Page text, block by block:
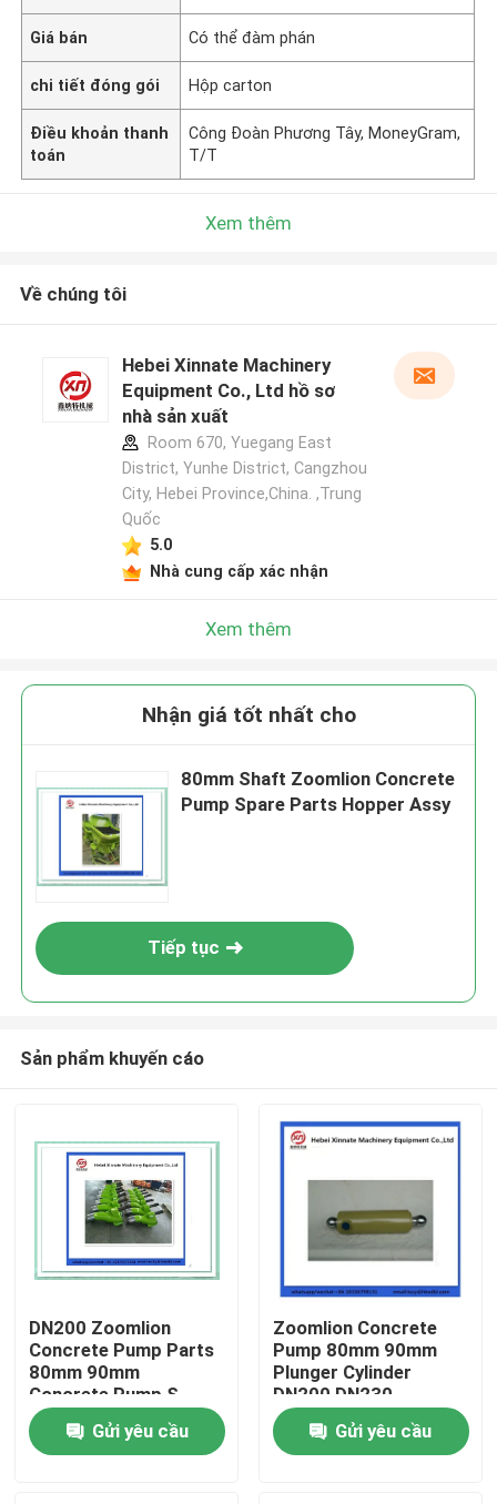
Nhà
Sản phẩm
Giá bán Có thể đàm phán
chi tiết đóng gói Hộp carton
Điều khoản thanh
toán
Công Đoàn Phương Tây, MoneyGram,
T/T
Xem thêm
Về chúng tôi
Hebei Xinnate Machinery
Equipment Co., Ltd hồ sơ
nhà sản xuất
Room 670, Yuegang East
District, Yunhe District, Cangzhou
City, Hebei Province,China. ,Trung
Quốc
5.0
Nhà cung cấp xác nhận
Xem thêm
Nhận giá tốt nhất cho
80mm Shaft Zoomlion Concrete
Pump Spare Parts Hopper Assy
Tiếp tục
Sản phẩm khuyến cáo
DN200 Zoomlion
Concrete Pump Parts
80mm 90mm
Concrete Pump S
Valve
Gửi yêu cầu
Zoomlion Concrete
Pump 80mm 90mm
Plunger Cylinder
DN200 DN230
Gửi yêu cầu